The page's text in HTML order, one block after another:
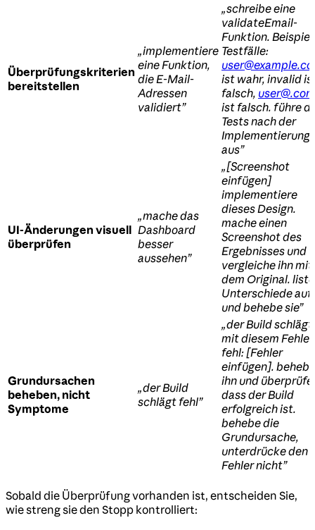
Überprüfungskriterien
bereitstellen
„implementiere
eine Funktion,
die E-Mail-
Adressen
validiert”
„schreibe eine
validateEmail-
Funktion.
Testfälle:
ist wahr, invalid
falsch, user@.com
ist falsch. führe
Tests nach der
Implementierung
aus”
UI-Änderungen visuell
überprüfen
„mache das
Dashboard
besser
aussehen”
„[Screenshot
einfügen]
implementiere
dieses Design.
mache einen
Screenshot des
Ergebnisses und
vergleiche ihn mit
dem Original. liste
Unterschiede auf
und behebe sie”
Grundursachen
beheben, nicht
Symptome
„der Build
schlägt fehl”
„der Build schlägt
mit diesem Fehler
fehl: [Fehler
einfügen]. behebe
ihn und überprüfe,
dass der Build
erfolgreich ist.
behebe die
Grundursache,
unterdrücke den
Fehler nicht”
Sobald die Überprüfung vorhanden ist, entscheiden Sie,
wie streng sie den Stopp kontrolliert: